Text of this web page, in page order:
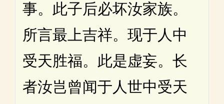
事。此子后必坏汝家族。
所言最上吉祥。现于人中
受天胜福。此是虚妄。长
者汝岂曾闻于人世中受天